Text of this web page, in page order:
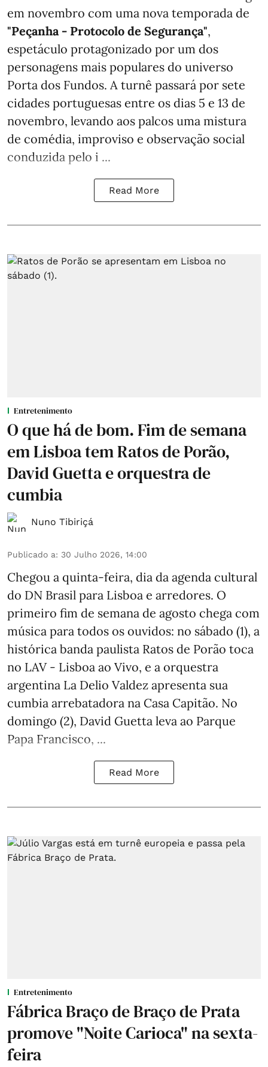
em novembro com uma nova temporada de
"Peçanha - Protocolo de Segurança",
espetáculo protagonizado por um dos
personagens mais populares do universo
Porta dos Fundos. A turnê passará por sete
cidades portuguesas entre os dias 5 e 13 de
novembro, levando aos palcos uma mistura
de comédia, improviso e observação social
conduzida pelo i ...
Read More
Entretenimento
O que há de bom. Fim de semana
em Lisboa tem Ratos de Porão,
David Guetta e orquestra de
cumbia
Nuno Tibiriçá
Publicado a: 30 Julho 2026, 14:00
Chegou a quinta-feira, dia da agenda cultural
do DN Brasil para Lisboa e arredores. O
primeiro fim de semana de agosto chega com
música para todos os ouvidos: no sábado (1), a
histórica banda paulista Ratos de Porão toca
no LAV - Lisboa ao Vivo, e a orquestra
argentina La Delio Valdez apresenta sua
cumbia arrebatadora na Casa Capitão. No
domingo (2), David Guetta leva ao Parque
Papa Francisco, ...
Read More
Entretenimento
Fábrica Braço de Braço de Prata
promove "Noite Carioca" na sexta-
feira